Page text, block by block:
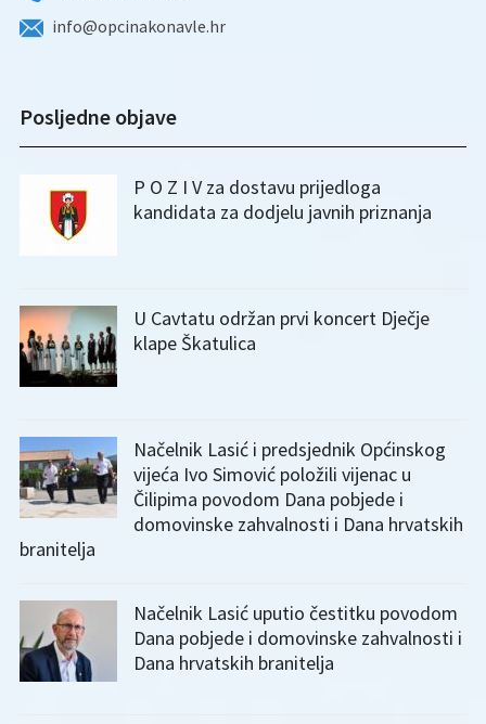
info@opcinakonavle.hr
Posljedne objave
P O Z I V za dostavu prijedloga
kandidata za dodjelu javnih priznanja
U Cavtatu održan prvi koncert Dječje
klape Škatulica
Načelnik Lasić i predsjednik Općinskog
vijeća Ivo Simović položili vijenac u
Čilipima povodom Dana pobjede i
domovinske zahvalnosti i Dana hrvatskih
branitelja
Načelnik Lasić uputio čestitku povodom
Dana pobjede i domovinske zahvalnosti i
Dana hrvatskih branitelja